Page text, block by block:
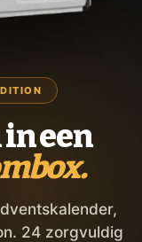
een
24 zorgvuldig